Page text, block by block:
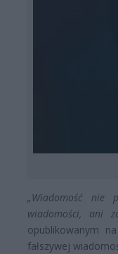
„Wiadomość nie
wiadomości, ani
opublikowanym
fałszywej